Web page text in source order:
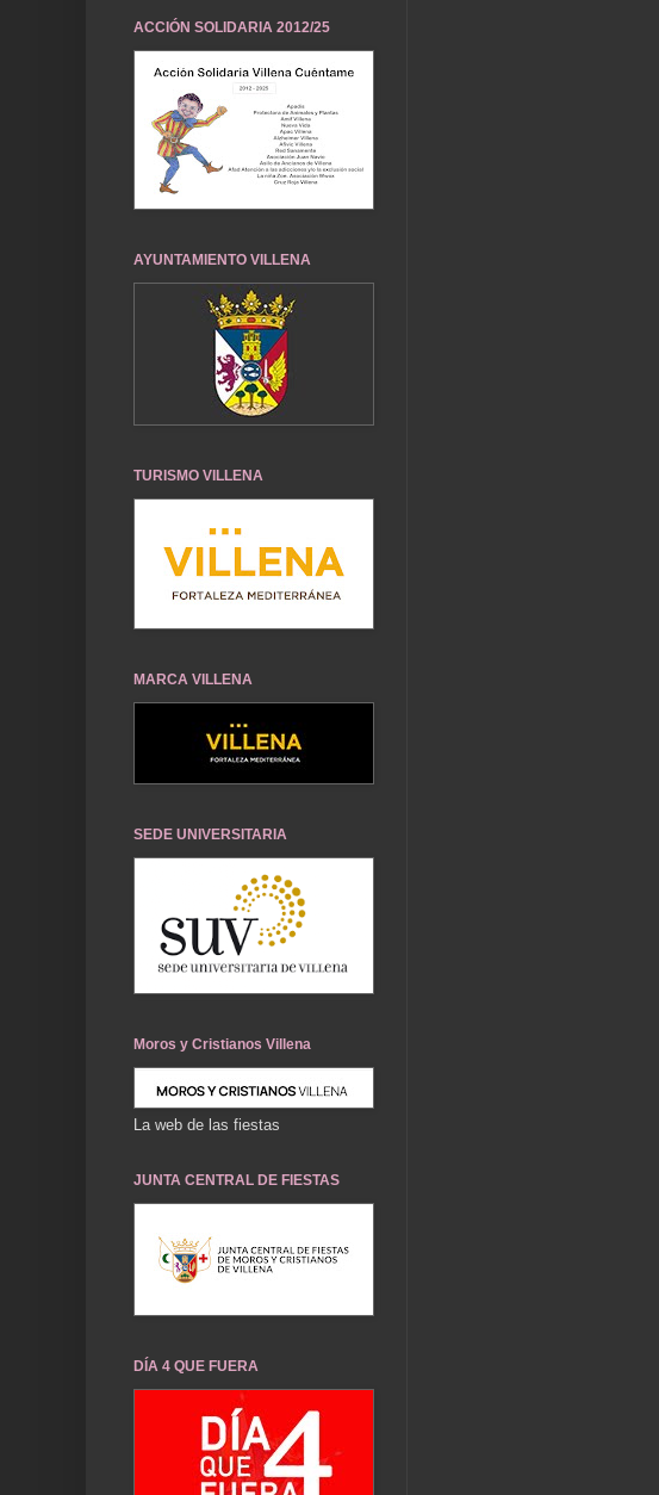
ACCIÓN SOLIDARIA 2012/25
AYUNTAMIENTO VILLENA
TURISMO VILLENA
MARCA VILLENA
SEDE UNIVERSITARIA
Moros y Cristianos Villena
La web de las fiestas
JUNTA CENTRAL DE FIESTAS
DÍA 4 QUE FUERA